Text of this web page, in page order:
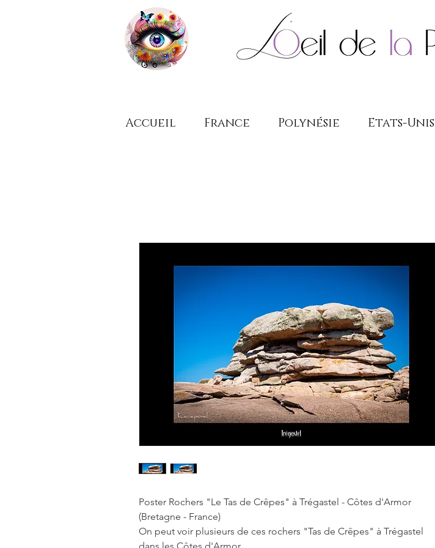
Accueil France Polynésie Etats-Unis
Poster Rochers "Le Tas de Crêpes" à Trégastel - Côtes d'Armor
(Bretagne - France)
On peut voir plusieurs de ces rochers "Tas de Crêpes" à Trégastel
dans les Côtes d'Armor.